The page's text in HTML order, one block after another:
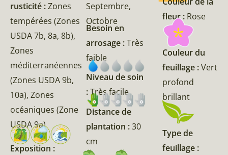
rusticité :Zones
tempérées (Zones
USDA 7b, 8a, 8b),
Zones
méditerranéennes
(Zones USDA 9b,
10a), Zones
océaniques (Zone
USDA 9a)
Exposition :
Septembre,
Octobre
Besoin en
arrosage :Très
faible
Niveau de soin
:Très facile
Distance de
plantation :30
cm
fleur : Rose
Couleur du
feuillage :Vert
profond
brillant
Type de
feuillage :